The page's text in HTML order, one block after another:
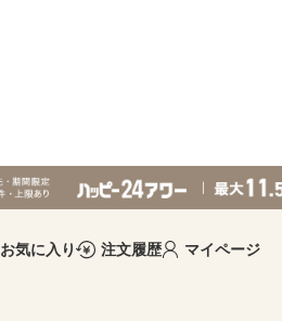
お気に入り 注文履歴 マイページ